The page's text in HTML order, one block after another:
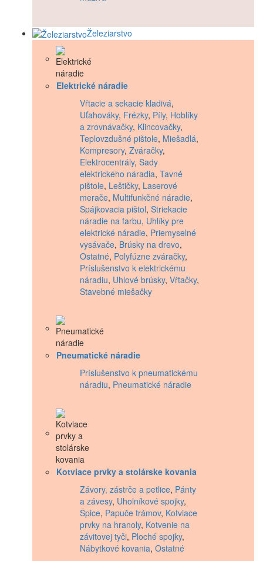
Železiarstvo
Elektrické náradie
Vŕtacie a sekacie kladivá,
Uťahováky, Frézky, Píly, Hoblíky
a zrovnávačky, Klincovačky,
Teplovzdušné pištole, Miešadlá,
Kompresory, Zváračky,
Elektrocentrály, Sady
elektrického náradia, Tavné
pištole, Leštičky, Laserové
merače, Multifunkčné náradie,
Spájkovacia pištol, Striekacie
náradie na farbu, Uhlíky pre
elektrické náradie, Priemyselné
vysávače, Brúsky na drevo,
Ostatné, Polyfúzne zváračky,
Príslušenstvo k elektrickému
náradiu, Uhlové brúsky, Vŕtačky,
Stavebné miešačky
Pneumatické náradie
Príslušenstvo k pneumatickému
náradiu, Pneumatické náradie
Kotviace prvky a stolárske kovania
Závory, zástrče a petlice, Pánty
a závesy, Uholníkové spojky,
Špice, Papuče trámov, Kotviace
prvky na hranoly, Kotvenie na
závitovej tyči, Ploché spojky,
Nábytkové kovania, Ostatné